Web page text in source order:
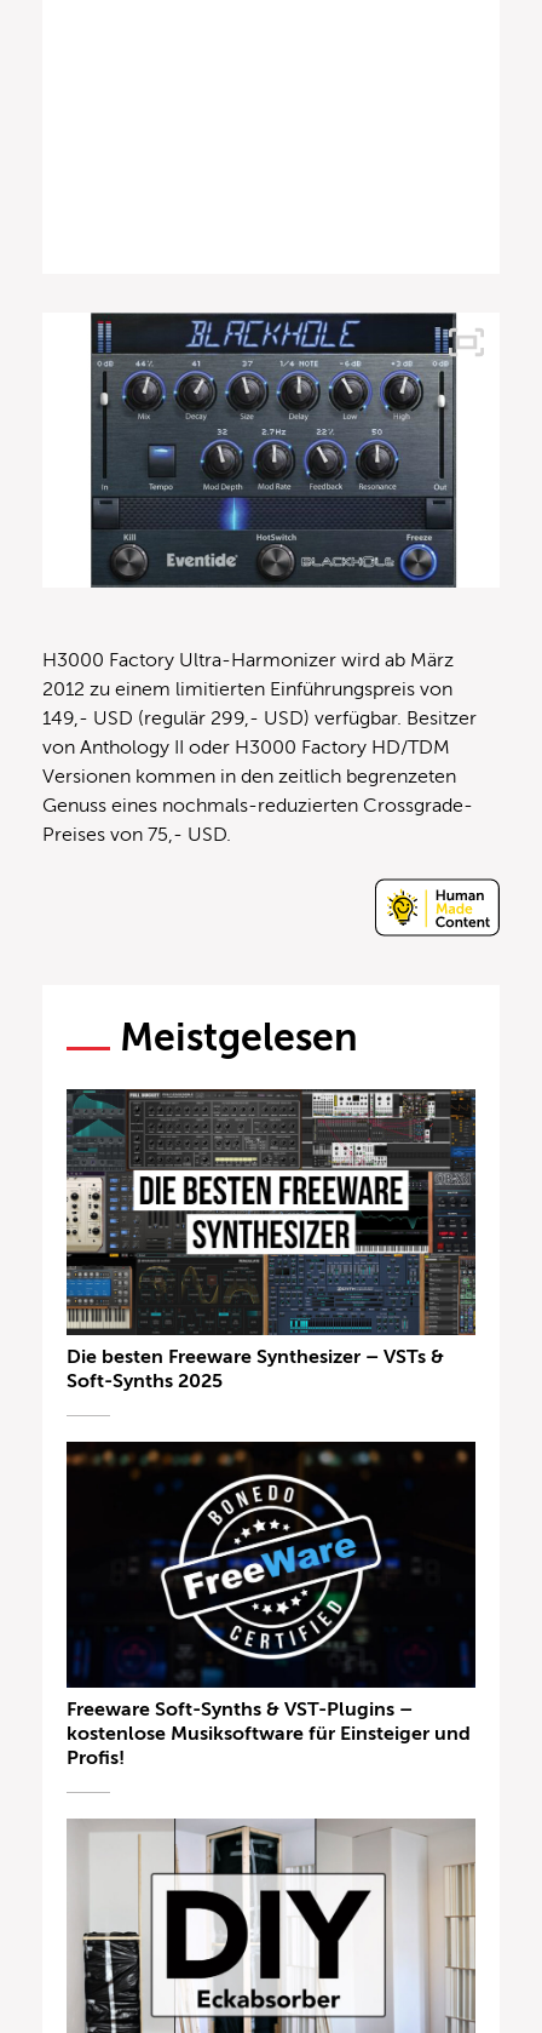
H3000 Factory Ultra-Harmonizer wird ab März
2012 zu einem limitierten Einführungspreis von
149,- USD (regulär 299,- USD) verfügbar. Besitzer
von Anthology II oder H3000 Factory HD/TDM
Versionen kommen in den zeitlich begrenzeten
Genuss eines nochmals-reduzierten Crossgrade-
Preises von 75,- USD.
Meistgelesen
Die besten Freeware Synthesizer – VSTs &
Soft-Synths 2025
Freeware Soft-Synths & VST-Plugins –
kostenlose Musiksoftware für Einsteiger und
Profis!